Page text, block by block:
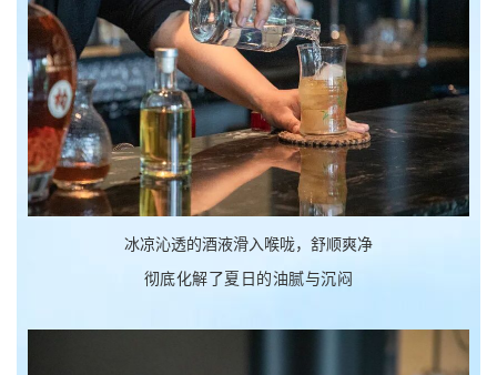
冰凉沁透的酒液滑入喉咙，舒顺爽净
彻底化解了夏日的油腻与沉闷